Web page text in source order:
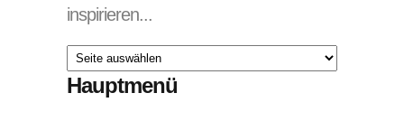
inspirieren...
Hauptmenü